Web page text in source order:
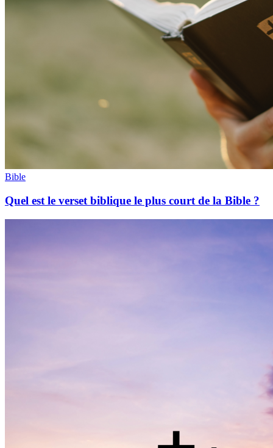
Bible
Quel est le verset biblique le plus court de la Bible ?